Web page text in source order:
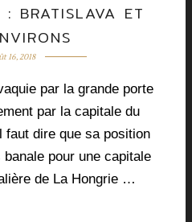
BRATISLAVA ET
16, 2018
par la grande porte
par la capitale du
faut dire que sa position
pour une capitale
de La Hongrie …